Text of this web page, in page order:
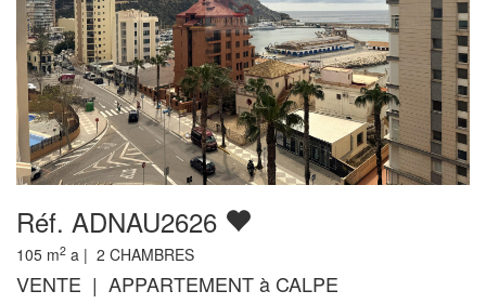
Réf. ADNAU2626
105 m2 a | 2 CHAMBRES
VENTE | APPARTEMENT à CALPE